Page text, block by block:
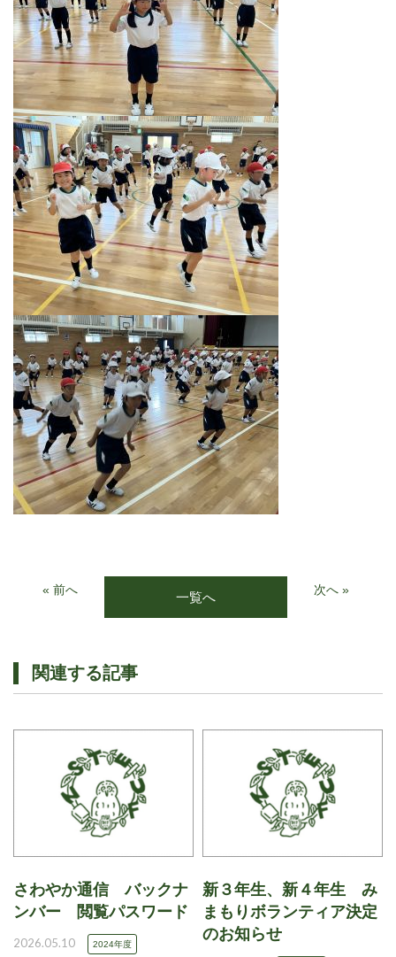
« 前へ 一覧へ 次へ »
関連する記事
さわやか通信 バックナ
ンバー 閲覧パスワード
2026.05.10 2024年度
新３年生、新４年生 み
まもりボランティア決定
のお知らせ